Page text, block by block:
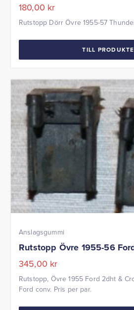
180,00 kr
Rutstopp Dörr Övre 1955-57
TILL
Anslagsgummi
Rutstopp Övre 1955-56
345,00 kr
Rutstopp, Övre 1955 Ford 2dht &
Ford conv. Pris per par.